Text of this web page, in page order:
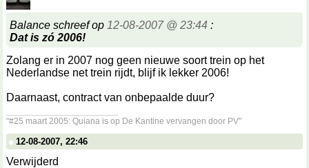
Balance schreef op 12-08-2007 @ 23:44 :
Dat is zó 2006!
Zolang er in 2007 nog geen nieuwe soort trein op het
Nederlandse net trein rijdt, blijf ik lekker 2006!
Daarnaast, contract van onbepaalde duur?
"#25 maart 2005: Quiana is op De Kantine vervangen door PV"
12-08-2007, 22:46
Verwijderd